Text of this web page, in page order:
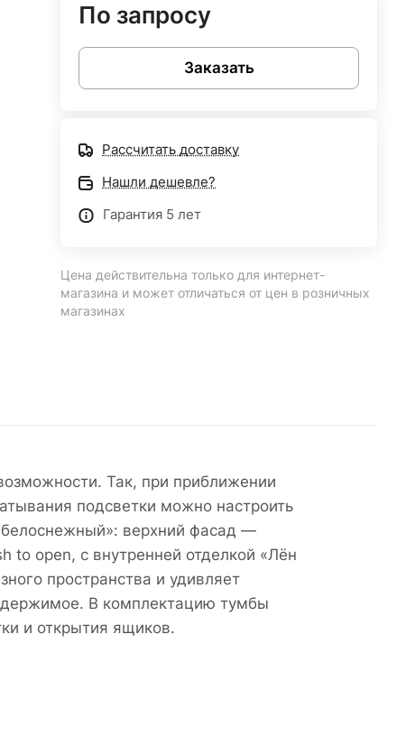
По запросу
Заказать
Рассчитать доставку
Нашли дешевле?
Гарантия 5 лет
Цена действительна только для интернет-
магазина и может отличаться от цен в розничных
магазинах
Так, при приближении
подсветки можно настроить
верхний фасад —
open, с внутренней отделкой «Лён
пространства и удивляет
В комплектацию тумбы
и открытия ящиков.